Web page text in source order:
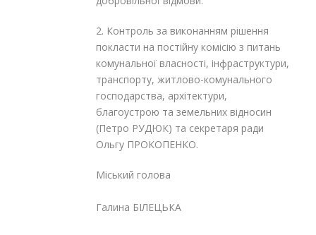
2. Контроль за виконанням рішення
покласти на постійну комісію з питань
комунальної власності, інфраструктури,
транспорту, житлово-комунального
господарства, архітектури,
благоустрою та земельних відносин
(Петро РУДЮК) та секретаря ради
Ольгу ПРОКОПЕНКО.
Міський голова
Галина БІЛЕЦЬКА